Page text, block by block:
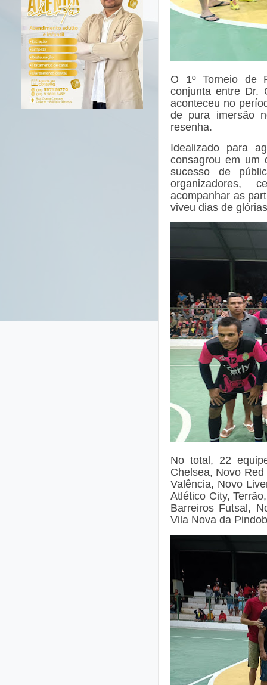
O 1º Torneio de
conjunta entre Dr.
aconteceu no
de pura imersão
resenha.
Idealizado para
consagrou em um
sucesso de
organizadores,
acompanhar as
viveu dias de
No total, 22
Chelsea, Novo
Valência, Novo
Atlético City,
Barreiros Futsal,
Vila Nova da